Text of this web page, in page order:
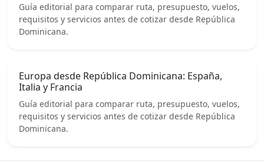
Guía editorial para comparar ruta, presupuesto, vuelos,
requisitos y servicios antes de cotizar desde República
Dominicana.
Europa desde República Dominicana: España,
Italia y Francia
Guía editorial para comparar ruta, presupuesto, vuelos,
requisitos y servicios antes de cotizar desde República
Dominicana.